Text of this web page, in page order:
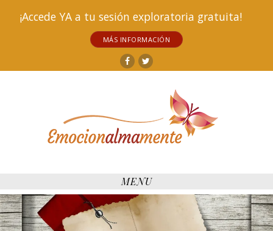
¡Accede YA a tu sesión exploratoria gratuita!
MÁS INFORMACIÓN
Facebook
Twitter
MENU